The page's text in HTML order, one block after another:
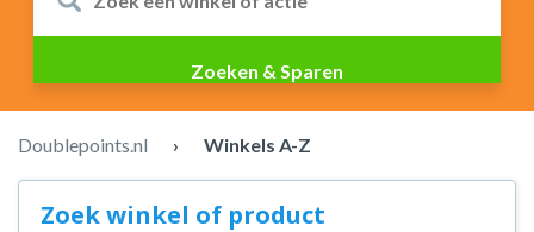
Doublepoints.nl › Winkels A-Z
Zoek winkel of product